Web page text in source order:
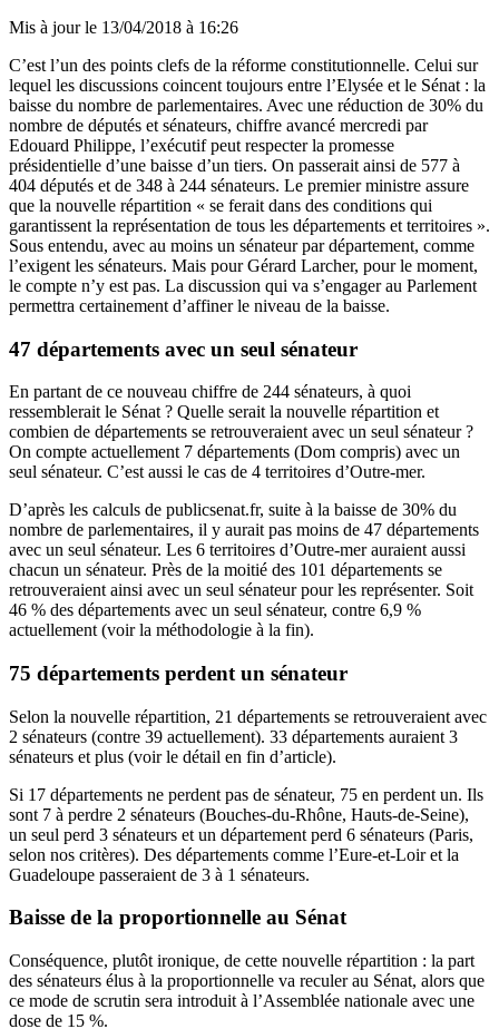
Mis à jour le 13/04/2018 à 16:26
C’est l’un des points clefs de la réforme constitutionnelle. Celui sur
lequel les discussions coincent toujours entre l’Elysée et le Sénat : la
baisse du nombre de parlementaires. Avec une réduction de 30% du
nombre de députés et sénateurs, chiffre avancé mercredi par
Edouard Philippe, l’exécutif peut respecter la promesse
présidentielle d’une baisse d’un tiers. On passerait ainsi de 577 à
404 députés et de 348 à 244 sénateurs. Le premier ministre assure
que la nouvelle répartition « se ferait dans des conditions qui
garantissent la représentation de tous les départements et territoires ».
Sous entendu, avec au moins un sénateur par département, comme
l’exigent les sénateurs. Mais pour Gérard Larcher, pour le moment,
le compte n’y est pas. La discussion qui va s’engager au Parlement
permettra certainement d’affiner le niveau de la baisse.
47 départements avec un seul sénateur
En partant de ce nouveau chiffre de 244 sénateurs, à quoi
ressemblerait le Sénat ? Quelle serait la nouvelle répartition et
combien de départements se retrouveraient avec un seul sénateur ?
On compte actuellement 7 départements (Dom compris) avec un
seul sénateur. C’est aussi le cas de 4 territoires d’Outre-mer.
D’après les calculs de publicsenat.fr, suite à la baisse de 30% du
nombre de parlementaires, il y aurait pas moins de 47 départements
avec un seul sénateur. Les 6 territoires d’Outre-mer auraient aussi
chacun un sénateur. Près de la moitié des 101 départements se
retrouveraient ainsi avec un seul sénateur pour les représenter. Soit
46 % des départements avec un seul sénateur, contre 6,9 %
actuellement (voir la méthodologie à la fin).
75 départements perdent un sénateur
Selon la nouvelle répartition, 21 départements se retrouveraient avec
2 sénateurs (contre 39 actuellement). 33 départements auraient 3
sénateurs et plus (voir le détail en fin d’article).
Si 17 départements ne perdent pas de sénateur, 75 en perdent un. Ils
sont 7 à perdre 2 sénateurs (Bouches-du-Rhône, Hauts-de-Seine),
un seul perd 3 sénateurs et un département perd 6 sénateurs (Paris,
selon nos critères). Des départements comme l’Eure-et-Loir et la
Guadeloupe passeraient de 3 à 1 sénateurs.
Baisse de la proportionnelle au Sénat
Conséquence, plutôt ironique, de cette nouvelle répartition : la part
des sénateurs élus à la proportionnelle va reculer au Sénat, alors que
ce mode de scrutin sera introduit à l’Assemblée nationale avec une
dose de 15 %.